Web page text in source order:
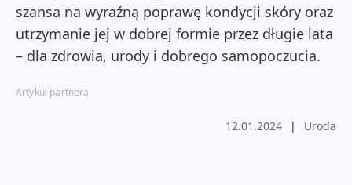
szansa na wyraźną poprawę kondycji skóry oraz
utrzymanie jej w dobrej formie przez długie lata
– dla zdrowia, urody i dobrego samopoczucia.
Artykuł partnera
12.01.2024 | Uroda